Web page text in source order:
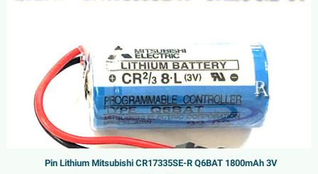
Pin Lithium Mitsubishi CR17335SE-R Q6BAT 1800mAh 3V